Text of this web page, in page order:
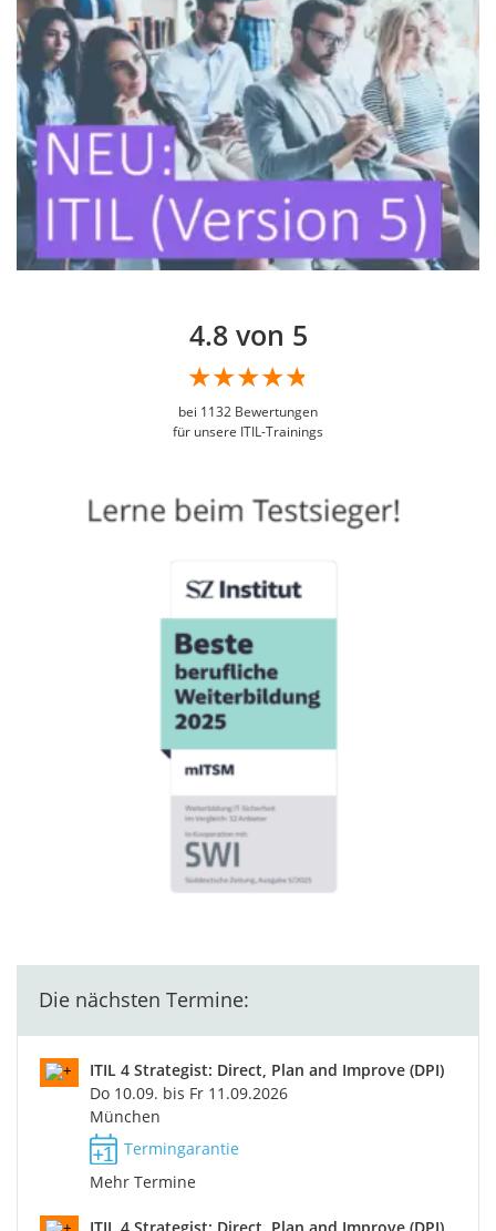
4.8 von 5
bei 1132 Bewertungen
für unsere ITIL-Trainings
Die nächsten Termine:
ITIL 4 Strategist: Direct, Plan and Improve (DPI)
Do 10.09. bis Fr 11.09.2026
München
Termingarantie
Mehr Termine